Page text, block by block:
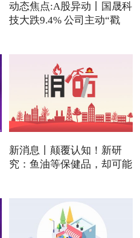
动态焦点:A股异动丨国晟科
技大跌9.4% 公司主动“戳
新消息丨颠覆认知！新研
究：鱼油等保健品，却可能